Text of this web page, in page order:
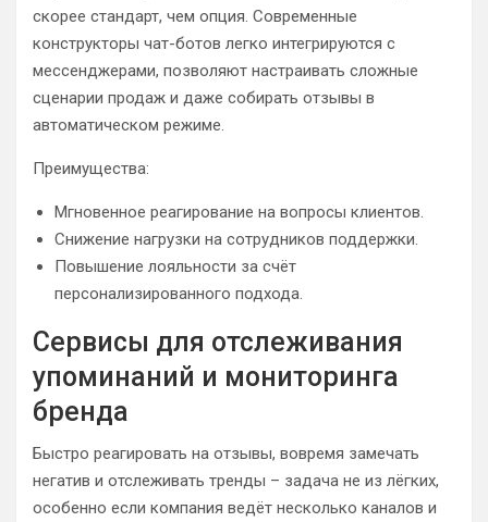
скорее стандарт, чем опция. Современные
конструкторы чат-ботов легко интегрируются с
мессенджерами, позволяют настраивать сложные
сценарии продаж и даже собирать отзывы в
автоматическом режиме.
Преимущества:
Мгновенное реагирование на вопросы клиентов.
Снижение нагрузки на сотрудников поддержки.
Повышение лояльности за счёт
персонализированного подхода.
Сервисы для отслеживания
упоминаний и мониторинга
бренда
Быстро реагировать на отзывы, вовремя замечать
негатив и отслеживать тренды – задача не из лёгких,
особенно если компания ведёт несколько каналов и